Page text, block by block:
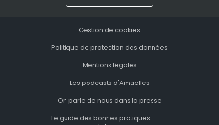
Gestion de cookies
Politique de protection des données
Mentions légales
Les podcasts d'Amaelles
On parle de nous dans la presse
Le guide des bonnes pratiques